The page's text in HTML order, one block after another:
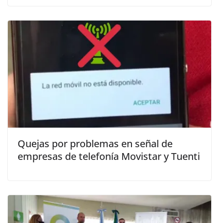
Quejas por problemas en señal de
empresas de telefonía Movistar y Tuenti